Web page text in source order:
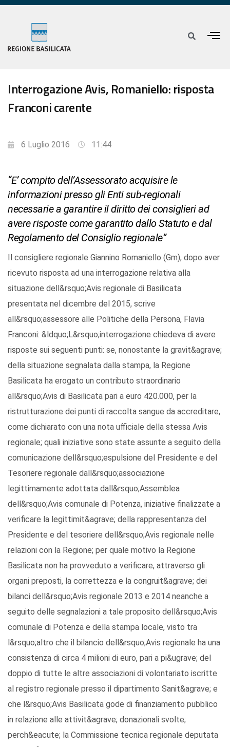
Interrogazione Avis, Romaniello: risposta
Franconi carente
6 Luglio 2016 11:44
“E’ compito dell’Assessorato acquisire le
informazioni presso gli Enti sub-regionali
necessarie a garantire il diritto dei consiglieri ad
avere risposte come garantito dallo Statuto e dal
Regolamento del Consiglio regionale”
Il consigliere regionale Giannino Romaniello (Gm), dopo aver
ricevuto risposta ad una interrogazione relativa alla
situazione dell&rsquo;Avis regionale di Basilicata
presentata nel dicembre del 2015, scrive
all&rsquo;assessore alle Politiche della Persona, Flavia
Franconi: &ldquo;L&rsquo;interrogazione chiedeva di avere
risposte sui seguenti punti: se, nonostante la gravit&agrave;
della situazione segnalata dalla stampa, la Regione
Basilicata ha erogato un contributo straordinario
all&rsquo;Avis di Basilicata pari a euro 420.000, per la
ristrutturazione dei punti di raccolta sangue da accreditare,
come dichiarato con una nota ufficiale della stessa Avis
regionale; quali iniziative sono state assunte a seguito della
comunicazione dell&rsquo;espulsione del Presidente e del
Tesoriere regionale dall&rsquo;associazione
legittimamente adottata dall&rsquo;Assemblea
dell&rsquo;Avis comunale di Potenza, iniziative finalizzate a
verificare la legittimit&agrave; della rappresentanza del
Presidente e del tesoriere dell&rsquo;Avis regionale nelle
relazioni con la Regione; per quale motivo la Regione
Basilicata non ha provveduto a verificare, attraverso gli
organi preposti, la correttezza e la congruit&agrave; dei
bilanci dell&rsquo;Avis regionale 2013 e 2014 neanche a
seguito delle segnalazioni a tale proposito dell&rsquo;Avis
comunale di Potenza e della stampa locale, visto tra
l&rsquo;altro che il bilancio dell&rsquo;Avis regionale ha una
consistenza di circa 4 milioni di euro, pari a pi&ugrave; del
doppio di tutte le altre associazioni di volontariato iscritte
al registro regionale presso il dipartimento Sanit&agrave; e
che l&rsquo;Avis Basilicata gode di finanziamento pubblico
in relazione alle attivit&agrave; donazionali svolte;
perch&eacute; la Commissione tecnica regionale deputata